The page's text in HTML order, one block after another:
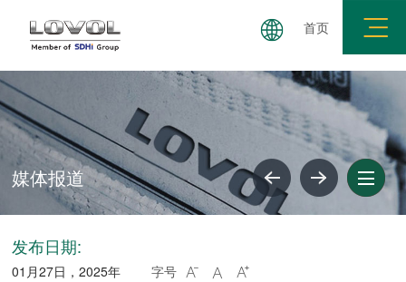
首页
媒体报道 共建要求 廉政举报 廉洁失信公示
媒体报道
发布日期:
01月27日，2025年 字号   